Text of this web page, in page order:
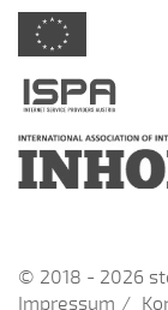
© 2018 - 2026
Impressum